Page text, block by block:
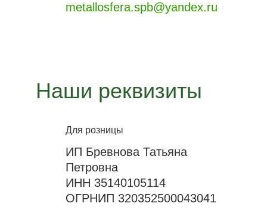
metallosfera.spb@yandex.ru
Наши реквизиты
Для розницы
ИП Бревнова Татьяна
Петровна
ИНН 35140105114
ОГРНИП 320352500043041